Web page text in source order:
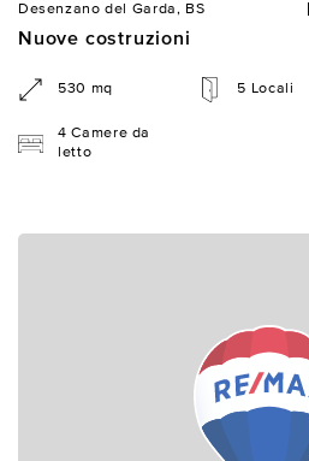
Desenzano del Garda, BS
Nuove costruzioni
530 mq 5 Locali
4 Camere da
letto